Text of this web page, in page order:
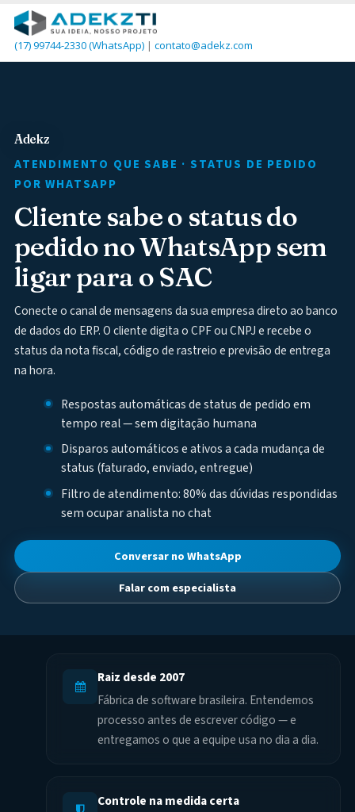
(17) 99744-2330(WhatsApp) | contato@adekz.com
Adekz
ATENDIMENTO QUE SABE · STATUS DE PEDIDO
POR WHATSAPP
Cliente sabe o status do
pedido no WhatsApp sem
ligar para o SAC
Conecte o canal de mensagens da sua empresa direto ao banco
de dados do ERP. O cliente digita o CPF ou CNPJ e recebe o
status da nota fiscal, código de rastreio e previsão de entrega
na hora.
Respostas automáticas de status de pedido em
tempo real — sem digitação humana
Disparos automáticos e ativos a cada mudança de
status (faturado, enviado, entregue)
Filtro de atendimento: 80% das dúvidas respondidas
sem ocupar analista no chat
Conversar no WhatsApp
Falar com especialista
Raiz desde 2007
Fábrica de software brasileira. Entendemos
processo antes de escrever código — e
entregamos o que a equipe usa no dia a dia.
Controle na medida certa